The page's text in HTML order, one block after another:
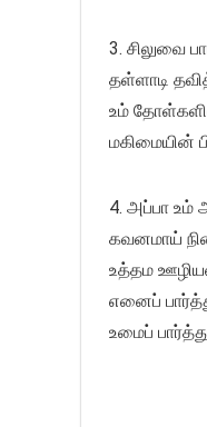
3. சிலுவை
தள்ளாடி
உம்
மகிமையின்
4. அப்பா
கவனமாய்
உத்தம
எனைப்
உமைப்